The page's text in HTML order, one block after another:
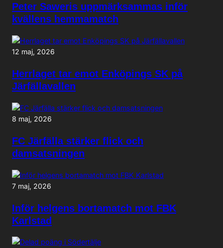
Peter Saweris uppmärksammas inför
kvällens hemmamatch
12 maj, 2026
Herrlaget tar emot Enköpings SK på
Järfällavallen
8 maj, 2026
FC Järfälla stärker flick och
damsatsningen
7 maj, 2026
Inför helgens bortamatch mot FBK
Karlstad